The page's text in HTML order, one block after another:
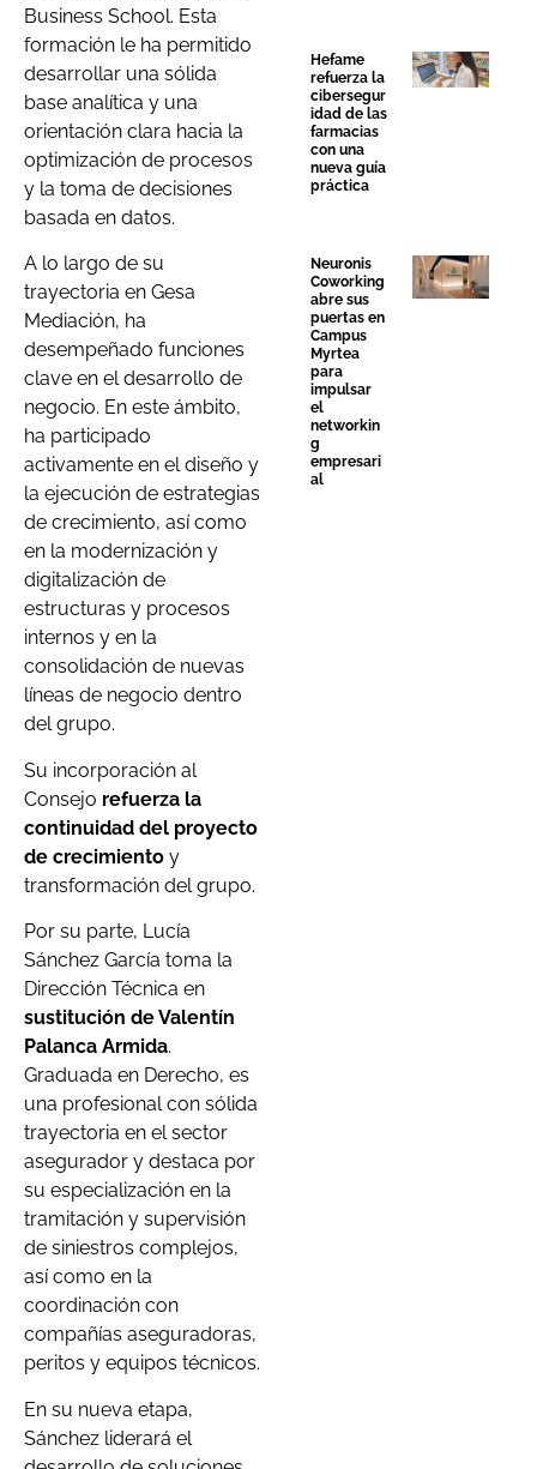
Business School. Esta
formación le ha permitido
desarrollar una sólida
base analítica y una
orientación clara hacia la
optimización de procesos
y la toma de decisiones
basada en datos.
A lo largo de su
trayectoria en Gesa
Mediación, ha
desempeñado funciones
clave en el desarrollo de
negocio. En este ámbito,
ha participado
activamente en el diseño y
la ejecución de estrategias
de crecimiento, así como
en la modernización y
digitalización de
estructuras y procesos
internos y en la
consolidación de nuevas
líneas de negocio dentro
del grupo.
Su incorporación al
Consejo refuerza la
continuidad del proyecto
de crecimiento y
transformación del grupo.
Por su parte, Lucía
Sánchez García toma la
Dirección Técnica en
sustitución de Valentín
Palanca Armida.
Graduada en Derecho, es
una profesional con sólida
trayectoria en el sector
asegurador y destaca por
su especialización en la
tramitación y supervisión
de siniestros complejos,
así como en la
coordinación con
compañías aseguradoras,
peritos y equipos técnicos.
En su nueva etapa,
Sánchez liderará el
Hefame
refuerza la
cibersegur
idad de las
farmacias
con una
nueva guía
práctica
Neuronis
Coworking
abre sus
puertas en
Campus
Myrtea
para
impulsar
el
networkin
g
empresari
al